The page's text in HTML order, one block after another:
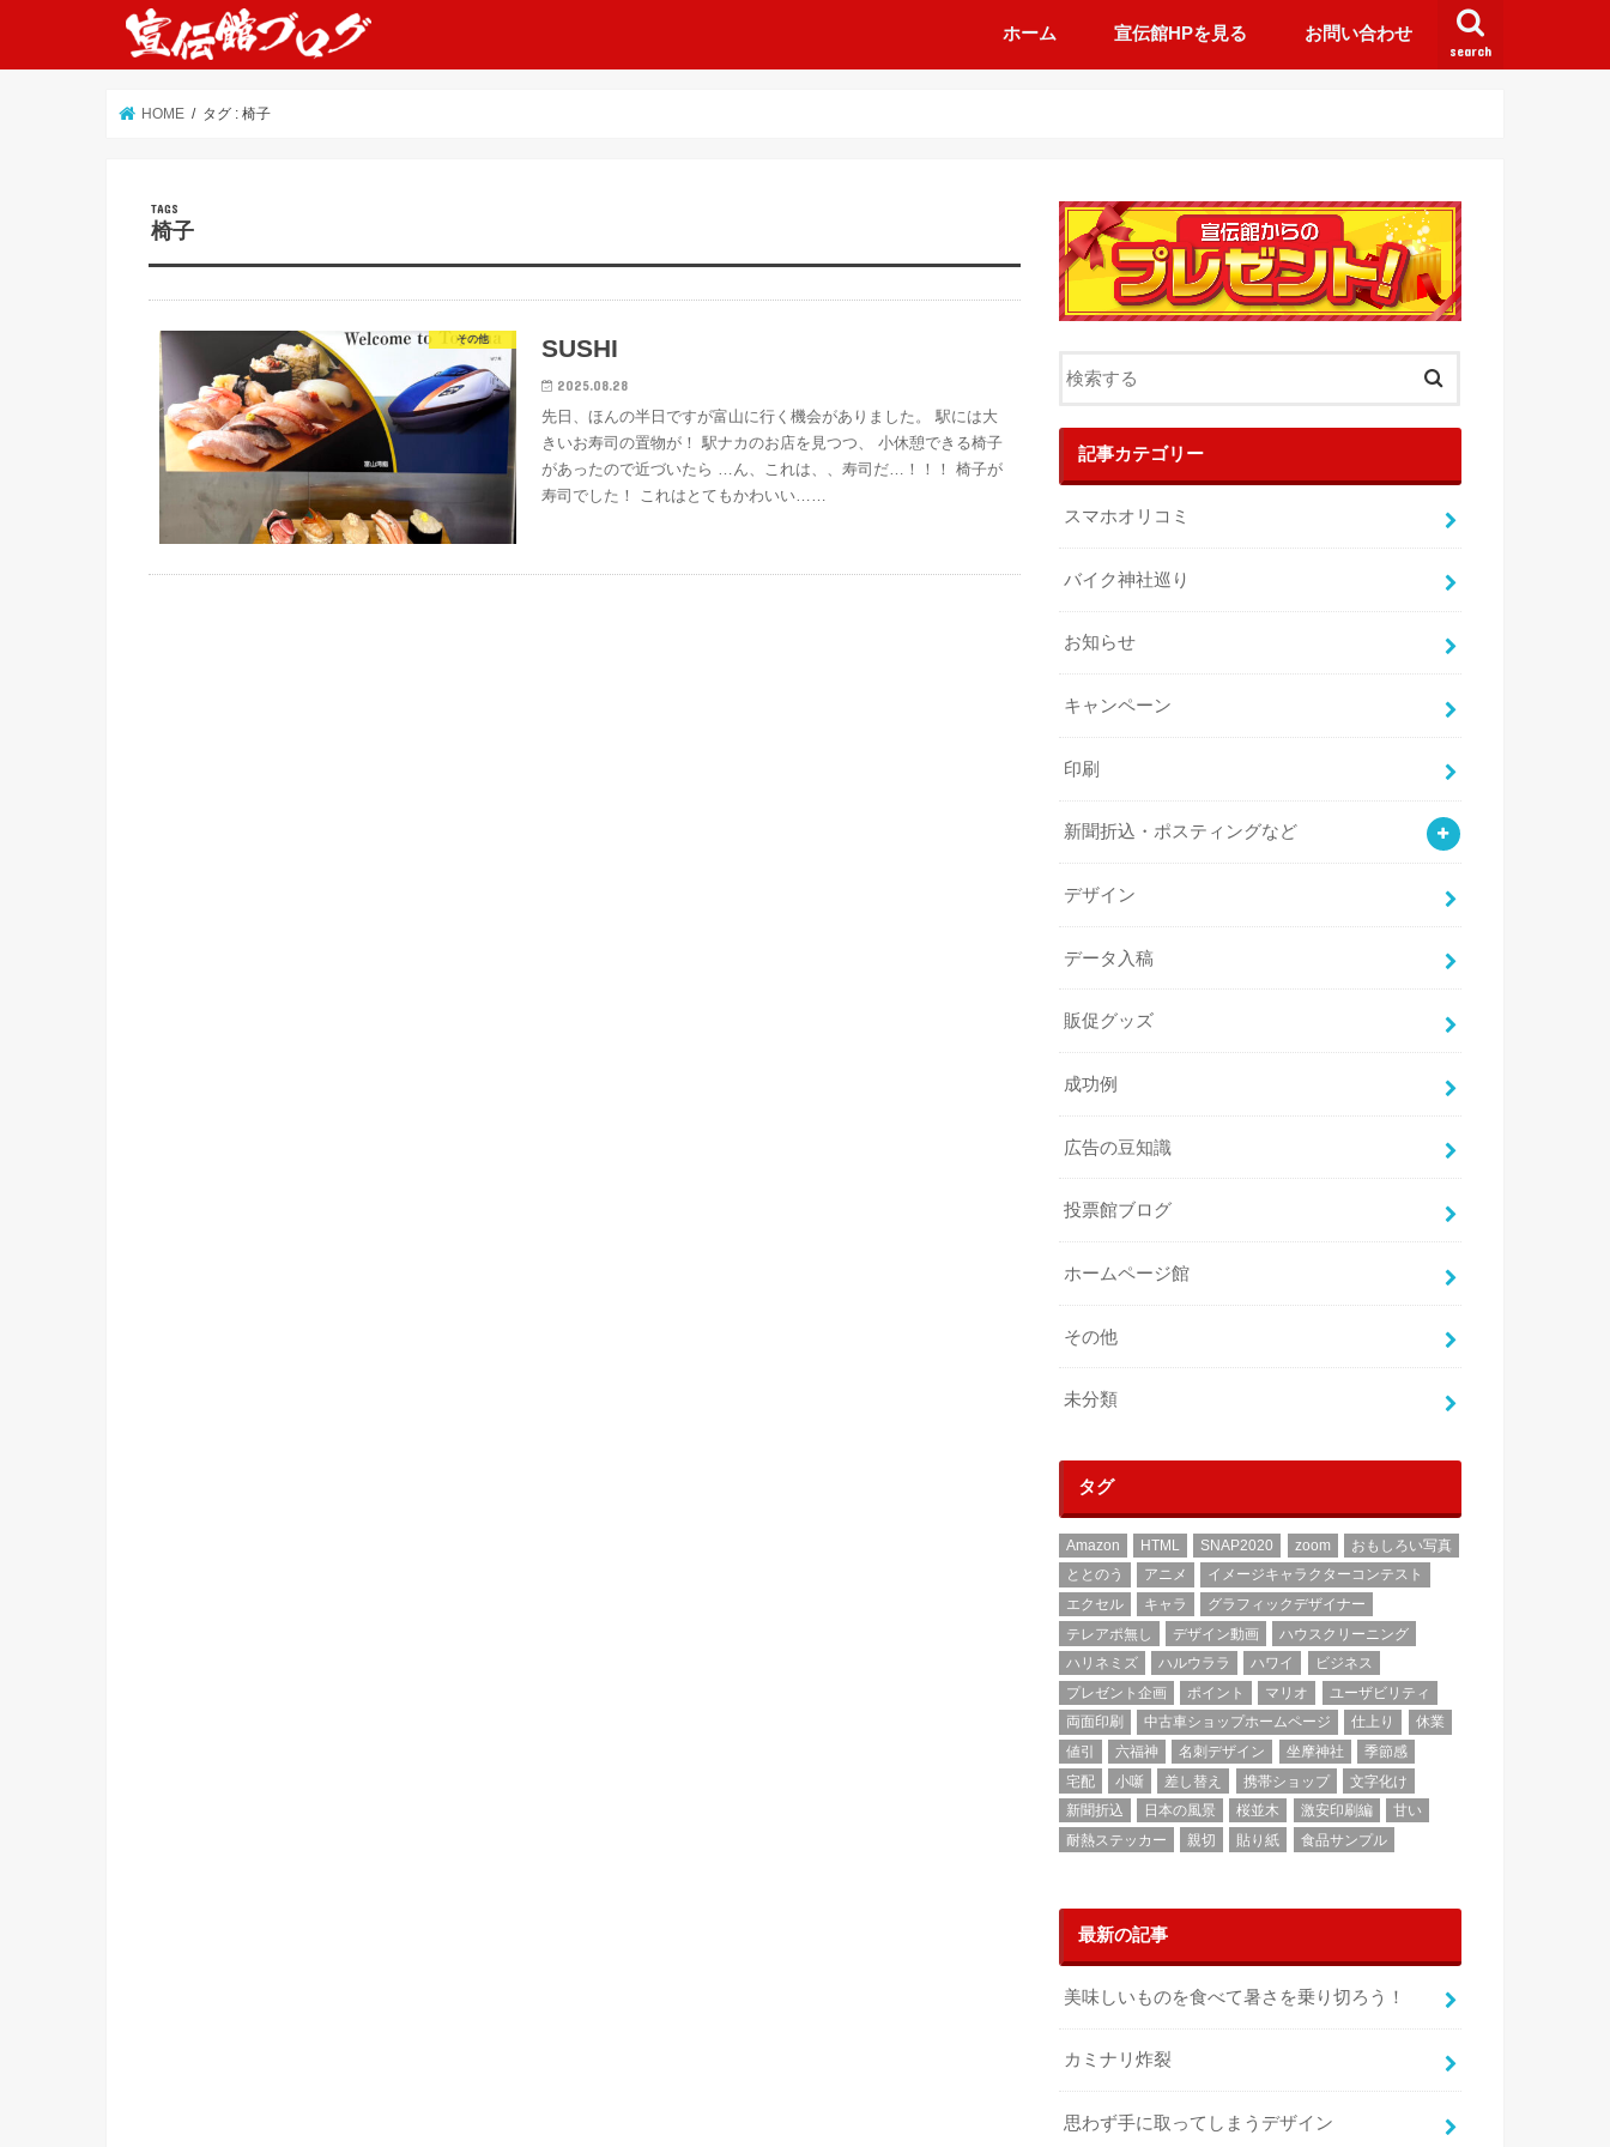
search
ホーム 宣伝館HPを見る お問い合わせ
HOME タグ : 椅子
椅子
その他 SUSHI
2025.08.28
先日、ほんの半日ですが富山に行く機会がありました。 駅には大
きいお寿司の置物が！ 駅ナカのお店を見つつ、 小休憩できる椅子
があったので近づいたら …ん、これは、、寿司だ…！！！ 椅子が
寿司でした！ これはとてもかわいい……
記事カテゴリー
スマホオリコミ
バイク神社巡り
お知らせ
キャンペーン
印刷
新聞折込・ポスティングなど
デザイン
データ入稿
販促グッズ
成功例
広告の豆知識
投票館ブログ
ホームページ館
その他
未分類
タグ
Amazon HTML SNAP2020 zoom
おもしろい写真
ととのう
アニメ
イメージキャラクターコンテスト
エクセル
キャラ
グラフィックデザイナー
テレアポ無し
デザイン動画
ハウスクリーニング
ハリネミズ
ハルウララ ハワイ
ビジネス
プレゼント企画
ポイント マリオ
ユーザビリティ
両面印刷
中古車ショップホームページ 仕上り
休業
値引
六福神 名刺デザイン 坐摩神社
季節感
宅配
小噺 差し替え 携帯ショップ
文字化け
新聞折込
日本の風景 桜並木 激安印刷編
甘い
耐熱ステッカー
親切 貼り紙 食品サンプル
最新の記事
美味しいものを食べて暑さを乗り切ろう！
カミナリ炸裂
思わず手に取ってしまうデザイン